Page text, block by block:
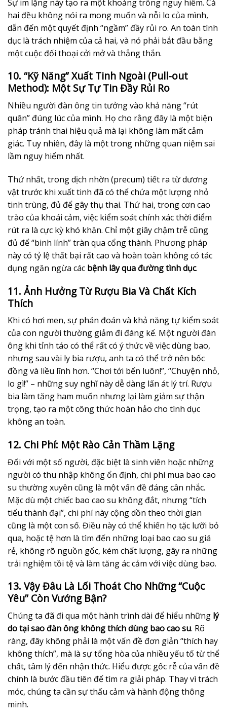
Sự im lặng này tạo ra một khoảng trống nguy hiểm. Cả
hai đều không nói ra mong muốn và nỗi lo của mình,
dẫn đến một quyết định “ngầm” đầy rủi ro. An toàn tình
dục là trách nhiệm của cả hai, và nó phải bắt đầu bằng
một cuộc đối thoại cởi mở và thẳng thắn.
10. “Kỹ Năng” Xuất Tinh Ngoài (Pull-out
Method): Một Sự Tự Tin Đầy Rủi Ro
Nhiều người đàn ông tin tưởng vào khả năng “rút
quân” đúng lúc của mình. Họ cho rằng đây là một biện
pháp tránh thai hiệu quả mà lại không làm mất cảm
giác. Tuy nhiên, đây là một trong những quan niệm sai
lầm nguy hiểm nhất.
Thứ nhất, trong dịch nhờn (precum) tiết ra từ dương
vật trước khi xuất tinh đã có thể chứa một lượng nhỏ
tinh trùng, đủ để gây thụ thai. Thứ hai, trong cơn cao
trào của khoái cảm, việc kiểm soát chính xác thời điểm
rút ra là cực kỳ khó khăn. Chỉ một giây chậm trễ cũng
đủ để “binh lính” tràn qua cổng thành. Phương pháp
này có tỷ lệ thất bại rất cao và hoàn toàn không có tác
dụng ngăn ngừa các bệnh lây qua đường tình dục.
11. Ảnh Hưởng Từ Rượu Bia Và Chất Kích
Thích
Khi có hơi men, sự phán đoán và khả năng tự kiểm soát
của con người thường giảm đi đáng kể. Một người đàn
ông khi tỉnh táo có thể rất có ý thức về việc dùng bao,
nhưng sau vài ly bia rượu, anh ta có thể trở nên bốc
đồng và liều lĩnh hơn. “Chơi tới bến luôn!”, “Chuyện nhỏ,
lo gì!” – những suy nghĩ này dễ dàng lấn át lý trí. Rượu
bia làm tăng ham muốn nhưng lại làm giảm sự thận
trọng, tạo ra một công thức hoàn hảo cho tình dục
không an toàn.
12. Chi Phí: Một Rào Cản Thầm Lặng
Đối với một số người, đặc biệt là sinh viên hoặc những
người có thu nhập không ổn định, chi phí mua bao cao
su thường xuyên cũng là một vấn đề đáng cân nhắc.
Mặc dù một chiếc bao cao su không đắt, nhưng “tích
tiểu thành đại”, chi phí này cộng dồn theo thời gian
cũng là một con số. Điều này có thể khiến họ tặc lưỡi bỏ
qua, hoặc tệ hơn là tìm đến những loại bao cao su giá
rẻ, không rõ nguồn gốc, kém chất lượng, gây ra những
trải nghiệm tồi tệ và làm tăng ác cảm với việc dùng bao.
13. Vậy Đâu Là Lối Thoát Cho Những “Cuộc
Yêu” Còn Vướng Bận?
Chúng ta đã đi qua một hành trình dài để hiểu những lý
do tại sao đàn ông không thích dùng bao cao su. Rõ
ràng, đây không phải là một vấn đề đơn giản “thích hay
không thích”, mà là sự tổng hòa của nhiều yếu tố từ thể
chất, tâm lý đến nhận thức. Hiểu được gốc rễ của vấn đề
chính là bước đầu tiên để tìm ra giải pháp. Thay vì trách
móc, chúng ta cần sự thấu cảm và hành động thông
minh.